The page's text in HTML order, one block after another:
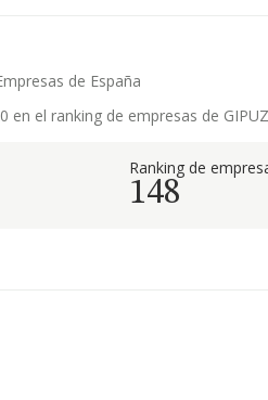
de España
en el ranking de empresas de
Ranking de
148